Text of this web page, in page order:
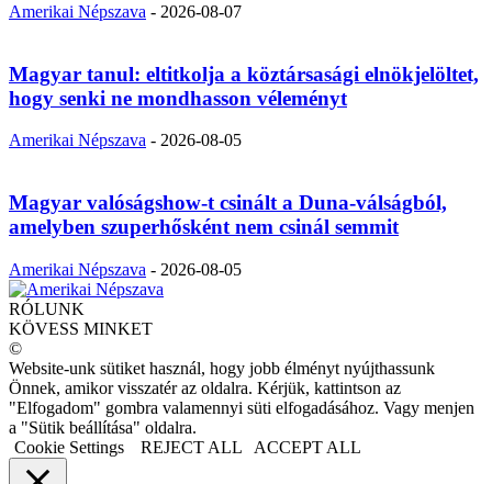
Amerikai Népszava - 2026-08-07
Magyar tanul: eltitkolja a köztársasági elnökjelöltet,
hogy senki ne mondhasson véleményt
Amerikai Népszava - 2026-08-05
Magyar valóságshow-t csinált a Duna-válságból,
amelyben szuperhősként nem csinál semmit
Amerikai Népszava - 2026-08-05
RÓLUNK
KÖVESS MINKET
©
Website-unk sütiket használ, hogy jobb élményt nyújthassunk
Önnek, amikor visszatér az oldalra. Kérjük, kattintson az
"Elfogadom" gombra valamennyi süti elfogadásához. Vagy menjen
a "Sütik beállítása" oldalra.
Cookie Settings
REJECT ALL ACCEPT ALL